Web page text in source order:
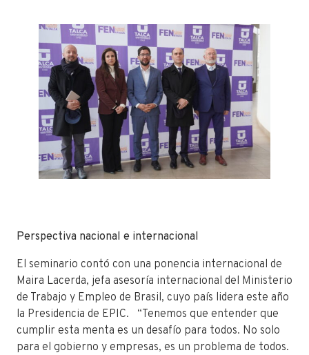
Perspectiva nacional e internacional
El seminario contó con una ponencia internacional de
Maira Lacerda, jefa asesoría internacional del Ministerio
de Trabajo y Empleo de Brasil, cuyo país lidera este año
la Presidencia de EPIC. “Tenemos que entender que
cumplir esta menta es un desafío para todos. No solo
para el gobierno y empresas, es un problema de todos.